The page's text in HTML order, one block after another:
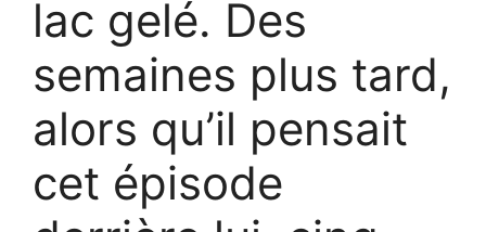
lac gelé. Des
semaines plus tard,
alors qu’il pensait
cet épisode